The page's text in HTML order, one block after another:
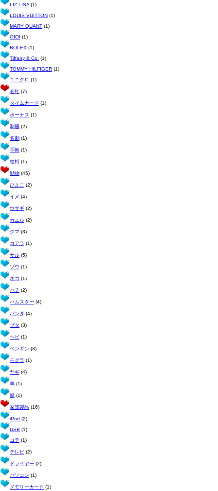
LIZ LISA (1)
LOUIS VUITTON (1)
MARY QUANT (1)
OIOI (1)
ROLEX (1)
Tiffany & Co. (1)
TOMMY HILFIGER (1)
ユニクロ (1)
会社 (7)
タイムカード (1)
ボーナス (1)
制服 (2)
名刺 (1)
手帳 (1)
給料 (1)
動物 (45)
ひよこ (2)
イヌ (4)
ウサギ (2)
カエル (2)
クマ (3)
コアラ (1)
サル (5)
ゾウ (1)
ネコ (1)
ハチ (2)
ハムスター (4)
パンダ (4)
ブタ (3)
ヘビ (1)
ペンギン (3)
モグラ (1)
ヤギ (4)
羊 (1)
蝶 (1)
家電製品 (16)
iPod (2)
USB (1)
コテ (1)
テレビ (2)
ドライヤー (2)
パソコン (1)
メモリーカード (1)